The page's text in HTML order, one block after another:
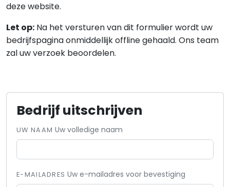
deze website.
Let op: Na het versturen van dit formulier wordt uw
bedrijfspagina onmiddellijk offline gehaald. Ons team
zal uw verzoek beoordelen.
Bedrijf uitschrijven
UW NAAM Uw volledige naam
E-MAILADRES Uw e-mailadres voor bevestiging